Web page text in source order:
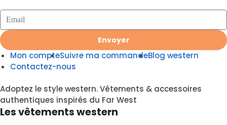
Envoyer
Mon compteSuivre ma commandeBlog western
Contactez-nous
Adoptez le style western. Vêtements & accessoires
authentiques inspirés du Far West
Les vêtements western